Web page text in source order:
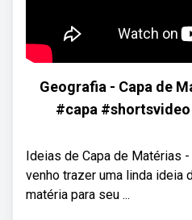
Geografia - Capa de
#capa
Ideias de Capa de Matérias
venho trazer uma linda ideia
matéria para seu ...